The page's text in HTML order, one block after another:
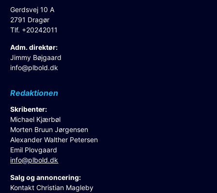
Gerdsvej 10 A
2791 Dragør
Tlf. +20242011
Adm. direktør:
Jimmy Bøjgaard
info@plbold.dk
Redaktionen
Skribenter:
Michael Kjærbøl
Morten Bruun Jørgensen
Alexander Walther Petersen
Emil Plovgaard
info@plbold.dk
Salg og annoncering:
Kontakt Christian Magleby